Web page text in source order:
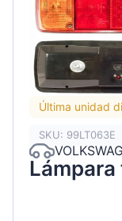
Última unidad
SKU: 99LT063E